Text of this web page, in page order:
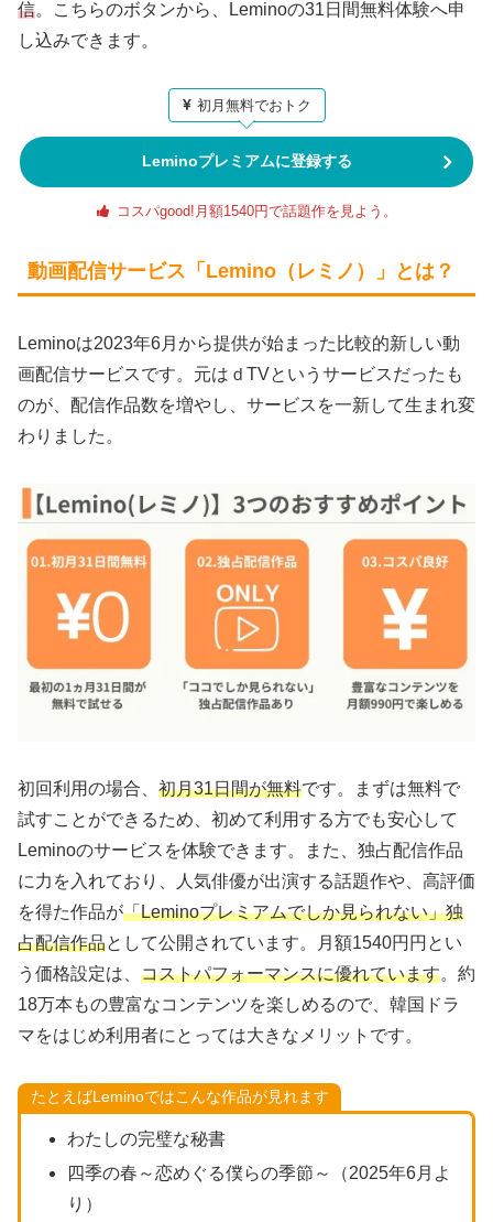
信。こちらのボタンから、Leminoの31日間無料体験へ申
し込みできます。
初月無料でおトク
Leminoプレミアムに登録する
コスパgood!月額1540円で話題作を見よう。
動画配信サービス「Lemino（レミノ）」とは？
Leminoは2023年6月から提供が始まった比較的新しい動
画配信サービスです。元はｄTVというサービスだったも
のが、配信作品数を増やし、サービスを一新して生まれ変
わりました。
初回利用の場合、 初月31日間が無料です。まずは無料で
試すことができるため、初めて利用する方でも安心して
Leminoのサービスを体験できます。また、独占配信作品
に力を入れており、人気俳優が出演する話題作や、高評価
を得た作品が「Leminoプレミアムでしか見られない」独
占配信作品として公開されています。月額1540円円とい
う価格設定は、 コストパフォーマンスに優れています。約
18万本もの豊富なコンテンツを楽しめるので、韓国ドラ
マをはじめ利用者にとっては大きなメリットです。
たとえばLeminoではこんな作品が見れます
わたしの完璧な秘書
四季の春～恋めぐる僕らの季節～（2025年6月よ
り）